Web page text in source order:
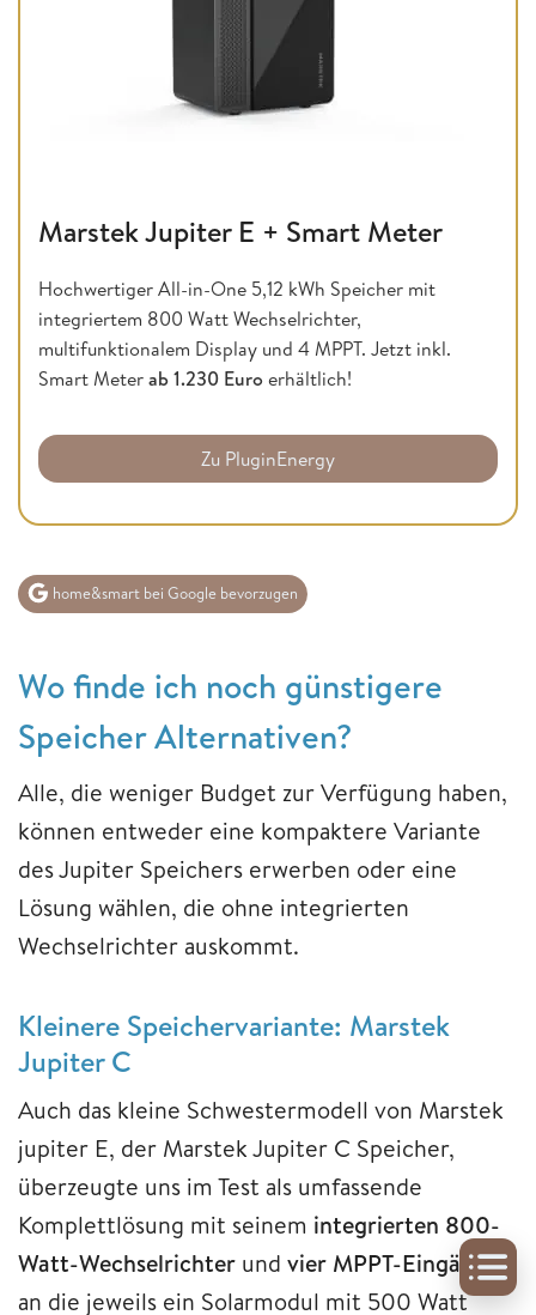
Marstek Jupiter E + Smart Meter
Hochwertiger All-in-One 5,12 kWh Speicher mit
integriertem 800 Watt Wechselrichter,
multifunktionalem Display und 4 MPPT. Jetzt inkl.
Smart Meterab 1.230 Euroerhältlich!
Zu PluginEnergy
home&smart bei Google bevorzugen
Wo finde ich noch günstigere
Speicher Alternativen?
Alle, die weniger Budget zur Verfügung haben,
können entweder eine kompaktere Variante
des Jupiter Speichers erwerben oder eine
Lösung wählen, die ohne integrierten
Wechselrichter auskommt.
Kleinere Speichervariante: Marstek
Jupiter C
Auch das kleine Schwestermodell von Marstek
jupiter E, der Marstek Jupiter C Speicher,
überzeugte uns im Test als umfassende
Komplettlösung mit seinem integrierten 800-
Watt-Wechselrichter und vier MPPT-Eingängen
an die jeweils ein Solarmodul mit 500 Watt